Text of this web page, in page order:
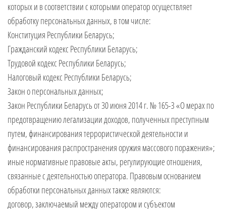
которых и в соответствии с которыми оператор осуществляет
обработку персональных данных, в том числе:
Конституция Республики Беларусь;
Гражданский кодекс Республики Беларусь;
Трудовой кодекс Республики Беларусь;
Налоговый кодекс Республики Беларусь;
Закон о персональных данных;
Закон Республики Беларусь от 30 июня 2014 г. № 165-З «О мерах по
предотвращению легализации доходов, полученных преступным
путем, финансирования террористической деятельности и
финансирования распространения оружия массового поражения»;
иные нормативные правовые акты, регулирующие отношения,
связанные с деятельностью оператора. Правовым основанием
обработки персональных данных также являются:
договор, заключаемый между оператором и субъектом